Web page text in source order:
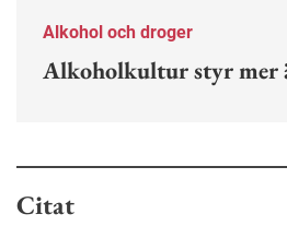
Alkohol och droger
Alkoholkultur styr mer
Citat